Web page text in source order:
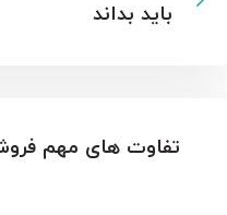
باید بداند
تفاوت های مهم